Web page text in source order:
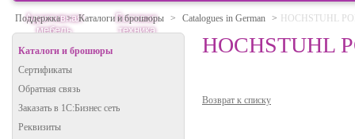
Адаптивная
мебель
Бытовая
техника
Поддержка > Каталоги и брошюры > Catalogues in German > HOCHSTUHL
Каталоги и брошюры
Сертификаты
Обратная связь
Заказать в 1С:Бизнес сеть
Реквизиты
HOCHSTUHL
Возврат к списку